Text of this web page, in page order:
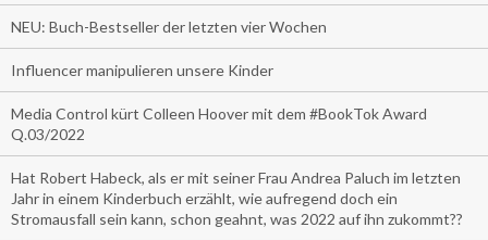
NEU: Buch-Bestseller der letzten vier Wochen
Influencer manipulieren unsere Kinder
Media Control kürt Colleen Hoover mit dem #BookTok Award
Q.03/2022
Hat Robert Habeck, als er mit seiner Frau Andrea Paluch im letzten
Jahr in einem Kinderbuch erzählt, wie aufregend doch ein
Stromausfall sein kann, schon geahnt, was 2022 auf ihn zukommt??